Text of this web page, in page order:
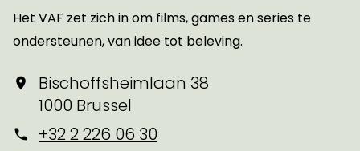
Het VAF zet zich in om films, games en series te
ondersteunen, van idee tot beleving.
Bischoffsheimlaan 38
1000 Brussel
+32 2 226 06 30